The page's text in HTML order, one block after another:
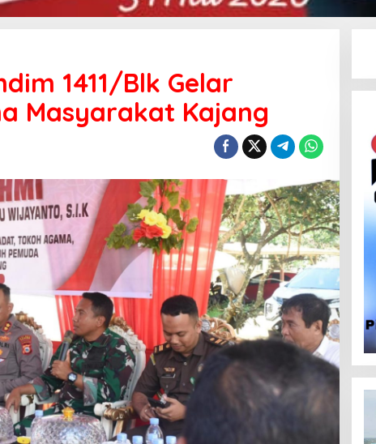
1411/Blk Gelar
Masyarakat Kajang